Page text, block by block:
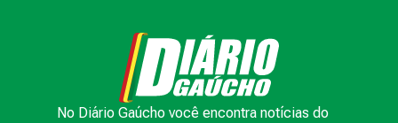
No Diário Gaúcho você encontra notícias do